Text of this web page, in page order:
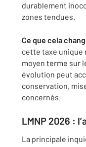
durablement
zones tendues.
Ce que cela
cette taxe unique
moyen terme sur
évolution peut
conservation,
concernés.
LMNP 2026 :
La principale